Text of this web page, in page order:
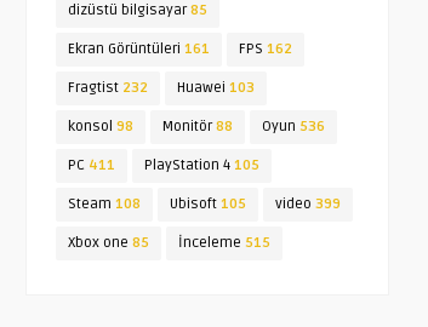
dizüstü bilgisayar85
Ekran Görüntüleri 161 FPS 162
Fragtist 232 Huawei 103
konsol 98 Monitör88 Oyun 536
PC 411 PlayStation 4 105
Steam 108 Ubisoft 105 video 399
Xbox one 85 İnceleme 515